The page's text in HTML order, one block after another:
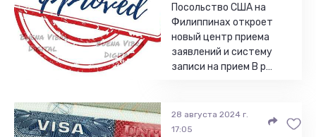
Посольство США на
Филиппинах откроет
новый центр приема
заявлений и систему
записи на прием В р…
28 августа 2024 г.
17:05